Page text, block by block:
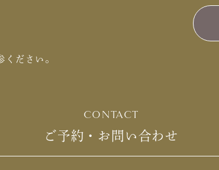
ださい。
CONTACT
ご予約・お問い合わせ